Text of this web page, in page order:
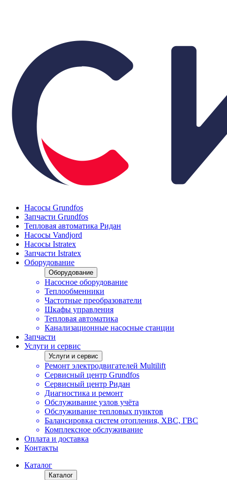
Насосы Grundfos
Запчасти Grundfos
Тепловая автоматика Ридан
Насосы Vandjord
Насосы Istratex
Запчасти Istratex
Оборудование
Оборудование
Насосное оборудование
Теплообменники
Частотные преобразователи
Шкафы управления
Тепловая автоматика
Канализационные насосные станции
Запчасти
Услуги и сервис
Услуги и сервис
Ремонт электродвигателей Multilift
Сервисный центр Grundfos
Сервисный центр Ридан
Диагностика и ремонт
Обслуживание узлов учёта
Обслуживание тепловых пунктов
Балансировка систем отопления, ХВС, ГВС
Комплексное обслуживание
Оплата и доставка
Контакты
Каталог
Каталог